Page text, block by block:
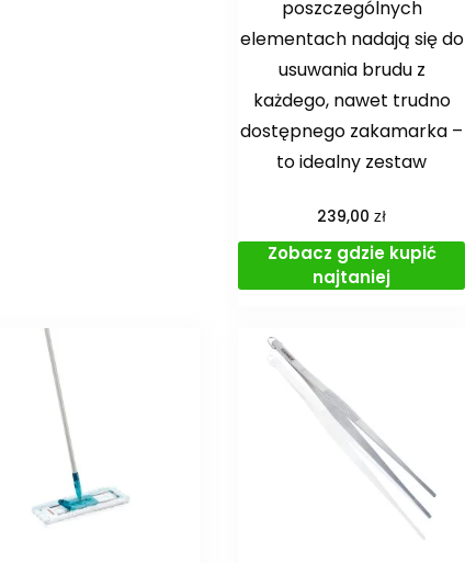
poszczególnych
elementach nadają się do
usuwania brudu z
każdego, nawet trudno
dostępnego zakamarka –
to idealny zestaw
239,00zł
Zobacz gdzie kupić
najtaniej